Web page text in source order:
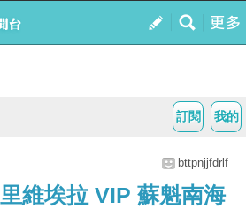
我的
訂閱
bttpnjjfdrlf
里維埃拉 VIP 蘇魁南海